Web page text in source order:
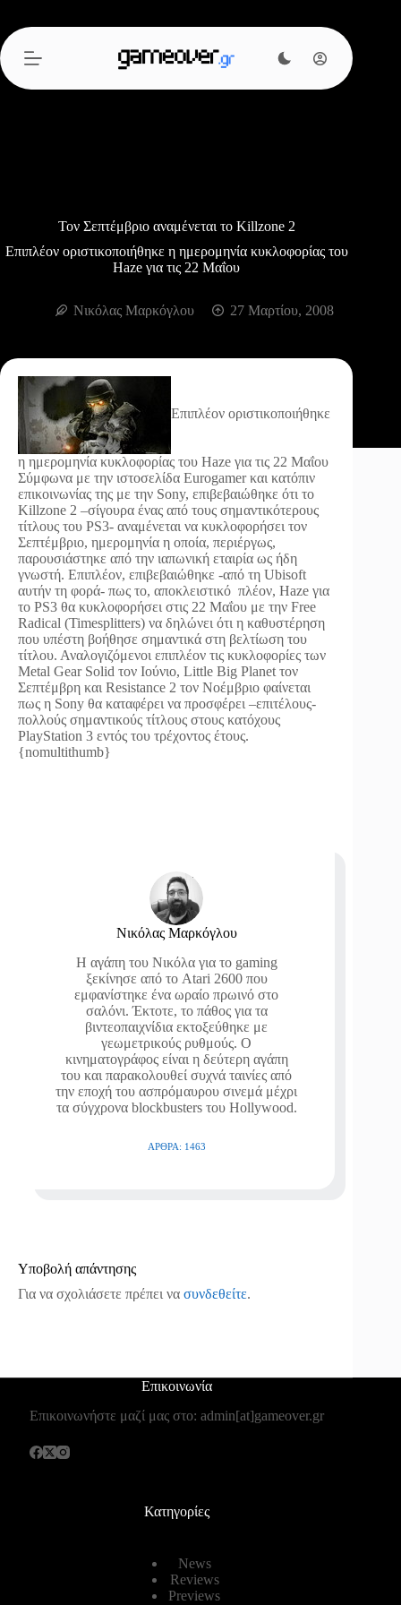
περιεχόμενο
Τον Σεπτέμβριο αναμένεται το Killzone 2
Επιπλέον οριστικοποιήθηκε η ημερομηνία κυκλοφορίας του
Haze για τις 22 Μαΐου
Νικόλας Μαρκόγλου 27 Μαρτίου, 2008
Επιπλέον οριστικοποιήθηκε
η ημερομηνία κυκλοφορίας του Haze για τις 22 Μαΐου
Σύμφωνα με την ιστοσελίδα Eurogamer και κατόπιν
επικοινωνίας της με την Sony, επιβεβαιώθηκε ότι το
Killzone 2 –σίγουρα ένας από τους σημαντικότερους
τίτλους του PS3- αναμένεται να κυκλοφορήσει τον
Σεπτέμβριο, ημερομηνία η οποία, περιέργως,
παρουσιάστηκε από την ιαπωνική εταιρία ως ήδη
γνωστή. Επιπλέον, επιβεβαιώθηκε -από τη Ubisoft
αυτήν τη φορά- πως το, αποκλειστικό πλέον, Haze για
το PS3 θα κυκλοφορήσει στις 22 Μαΐου με την Free
Radical (Timesplitters) να δηλώνει ότι η καθυστέρηση
που υπέστη βοήθησε σημαντικά στη βελτίωση του
τίτλου. Αναλογιζόμενοι επιπλέον τις κυκλοφορίες των
Metal Gear Solid τον Ιούνιο, Little Big Planet τον
Σεπτέμβρη και Resistance 2 τον Νοέμβριο φαίνεται
πως η Sony θα καταφέρει να προσφέρει –επιτέλους-
πολλούς σημαντικούς τίτλους στους κατόχους
PlayStation 3 εντός του τρέχοντος έτους.
{nomultithumb}
Νικόλας Μαρκόγλου
Η αγάπη του Νικόλα για το gaming
ξεκίνησε από το Atari 2600 που
εμφανίστηκε ένα ωραίο πρωινό στο
σαλόνι. Έκτοτε, το πάθος για τα
βιντεοπαιχνίδια εκτοξεύθηκε με
γεωμετρικούς ρυθμούς. Ο
κινηματογράφος είναι η δεύτερη αγάπη
του και παρακολουθεί συχνά ταινίες από
την εποχή του ασπρόμαυρου σινεμά μέχρι
τα σύγχρονα blockbusters του Hollywood.
ΆΡΘΡΑ: 1463
Υποβολή απάντησης
Για να σχολιάσετε πρέπει να συνδεθείτε.
Επικοινωνία
Επικοινωνήστε μαζί μας στο: admin[at]gameover.gr
Κατηγορίες
News
Reviews
Previews